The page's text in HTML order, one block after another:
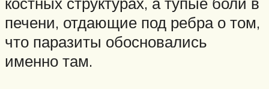
печени, отдающие под ребра о том,
что паразиты обосновались
именно там.